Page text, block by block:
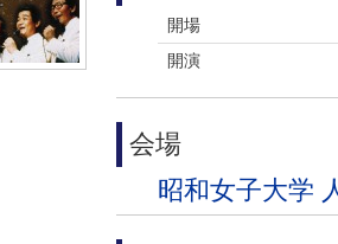
開場
開演
会場
昭和女子大学